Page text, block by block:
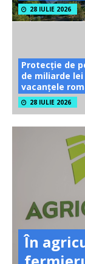
28 IULIE 2026
Protecție de
de miliarde
vacanțele
28 IULIE 2026
În